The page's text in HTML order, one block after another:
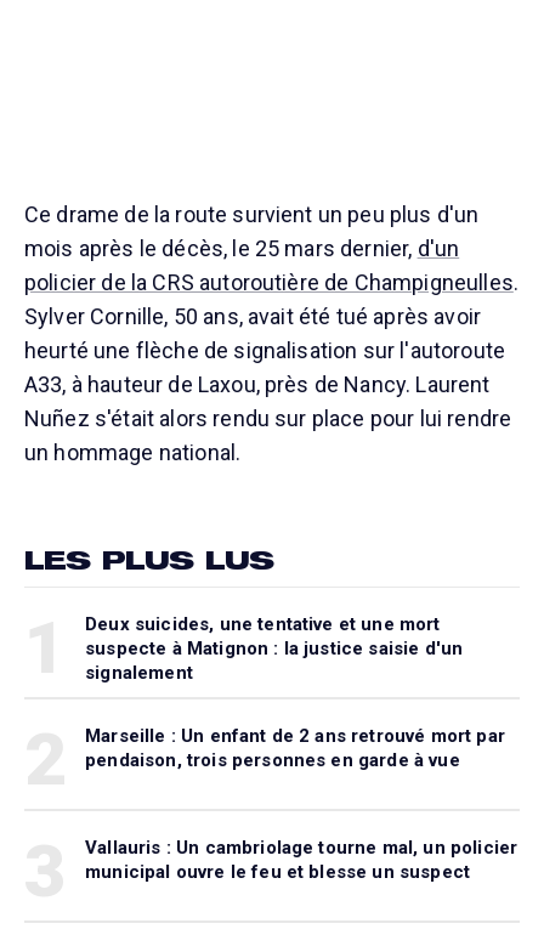
Ce drame de la route survient un peu plus d'un
mois après le décès, le 25 mars dernier, d'un
policier de la CRS autoroutière de Champigneulles.
Sylver Cornille, 50 ans, avait été tué après avoir
heurté une flèche de signalisation sur l'autoroute
A33, à hauteur de Laxou, près de Nancy. Laurent
Nuñez s'était alors rendu sur place pour lui rendre
un hommage national.
LES PLUS LUS
Deux suicides, une tentative et une mort
suspecte à Matignon : la justice saisie d'un
signalement
Marseille : Un enfant de 2 ans retrouvé mort par
pendaison, trois personnes en garde à vue
Vallauris : Un cambriolage tourne mal, un policier
municipal ouvre le feu et blesse un suspect